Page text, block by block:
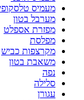
מעמיס
מערבל בטון
מפזרת אספלט
מפלסת
מקרצפות כביש
משאבת בטון
נפה
סלילה
עגורן